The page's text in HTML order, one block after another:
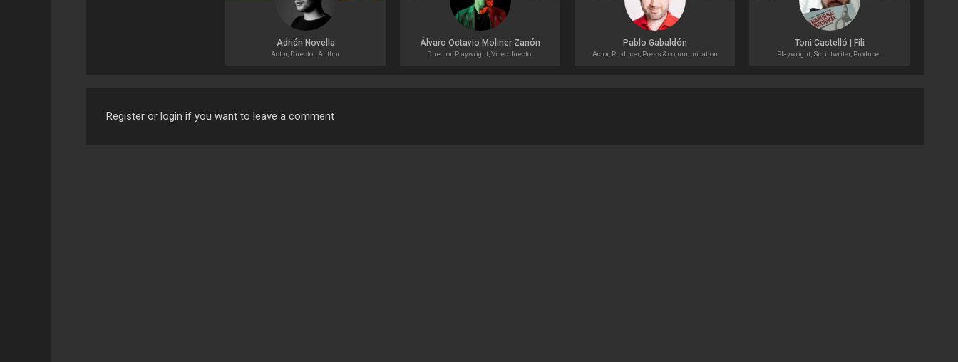
Adrián Novella
Actor, Director, Author
Álvaro Octavio Moliner Zanón
Director, Playwright, Video director
Pablo Gabaldón
Actor, Producer, Press & communication
Toni Castelló | Fili
Playwright, Scriptwriter, Producer
Register or login if you want to leave a comment